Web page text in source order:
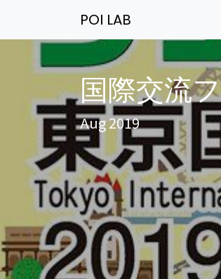
POI LAB
国際交流
Aug 2019